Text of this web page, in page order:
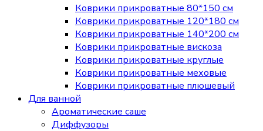
Коврики прикроватные 80*150 см
Коврики прикроватные 120*180 см
Коврики прикроватные 140*200 см
Коврики прикроватные вискоза
Коврики прикроватные круглые
Коврики прикроватные меховые
Коврики прикроватные плюшевый
Для ванной
Ароматические саше
Диффузоры